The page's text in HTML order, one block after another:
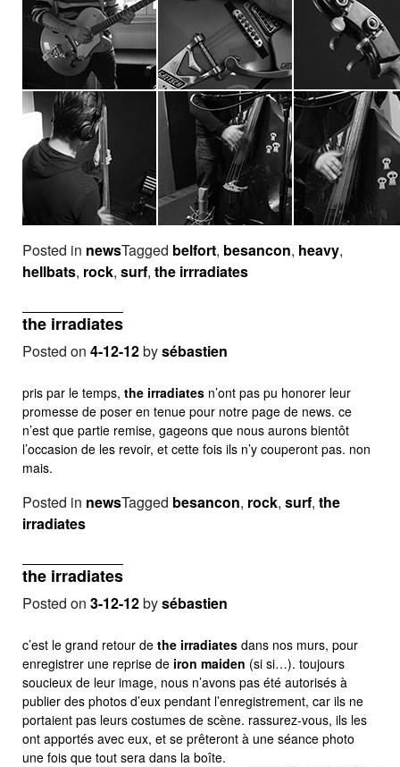
Posted in newsTagged belfort, besancon, heavy,
hellbats, rock, surf, the irrradiates
the irradiates
Posted on 4-12-12bysébastien
pris par le temps, the irradiates n’ont pas pu honorer leur
promesse de poser en tenue pour notre page de news. ce
n’est que partie remise, gageons que nous aurons bientôt
l’occasion de les revoir, et cette fois ils n’y couperont pas. non
mais.
Posted in newsTagged besancon, rock, surf, the
irradiates
the irradiates
Posted on 3-12-12bysébastien
c’est le grand retour de the irradiates dans nos murs, pour
enregistrer une reprise de iron maiden (si si…). toujours
soucieux de leur image, nous n’avons pas été autorisés à
publier des photos d’eux pendant l’enregistrement, car ils ne
portaient pas leurs costumes de scène. rassurez-vous, ils les
ont apportés avec eux, et se prêteront à une séance photo
une fois que tout sera dans la boîte.